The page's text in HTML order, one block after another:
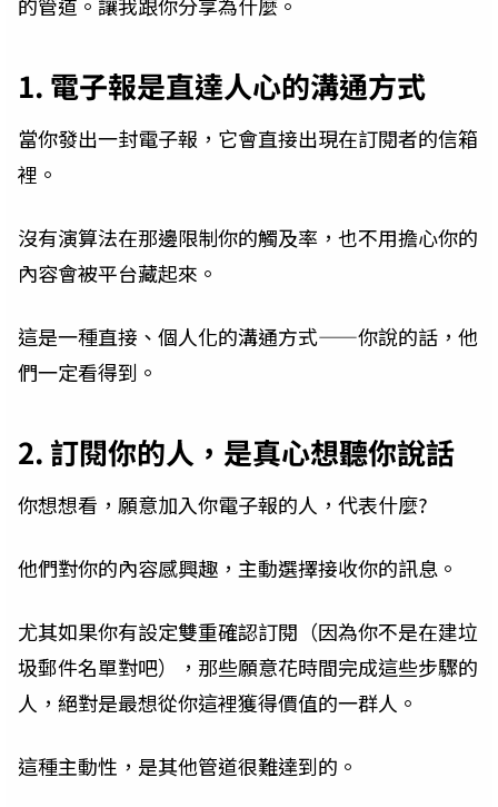
的管道。讓我跟你分享為什麼。
1. 電子報是直達人心的溝通方式
當你發出一封電子報，它會直接出現在訂閱者的信箱
裡。
沒有演算法在那邊限制你的觸及率，也不用擔心你的
內容會被平台藏起來。
這是一種直接、個人化的溝通方式——你說的話，他
們一定看得到。
2. 訂閱你的人，是真心想聽你說話
你想想看，願意加入你電子報的人，代表什麼?
他們對你的內容感興趣，主動選擇接收你的訊息。
尤其如果你有設定雙重確認訂閱（因為你不是在建垃
圾郵件名單對吧），那些願意花時間完成這些步驟的
人，絕對是最想從你這裡獲得價值的一群人。
這種主動性，是其他管道很難達到的。